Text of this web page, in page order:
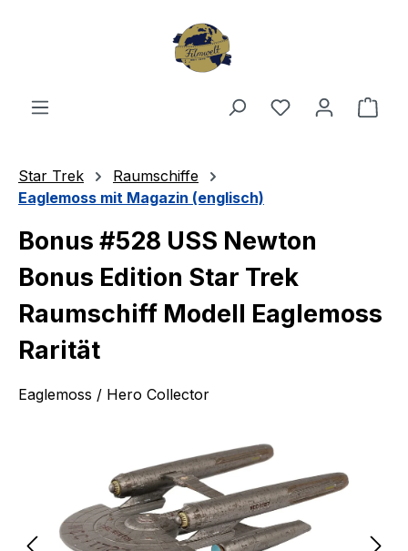
Du hast 0
Star Trek
Raumschiffe
Eaglemoss mit Magazin (englisch)
Bonus #528 USS Newton
Bonus Edition Star Trek
Raumschiff Modell Eaglemoss
Rarität
Eaglemoss / Hero Collector